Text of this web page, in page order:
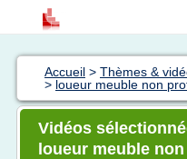
Accueil > Thèmes &
> loueur meuble non
Vidéos
loueur meuble